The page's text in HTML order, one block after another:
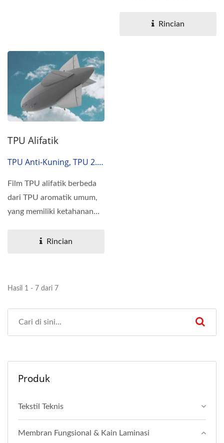
Rincian
TPU Alifatik
TPU Anti-Kuning, TPU 2.0,
Film TPU alifatik berbeda
dari TPU aromatik umum,
yang memiliki ketahanan
Rincian
Hasil 1 - 7 dari 7
Produk
Tekstil Teknis
Membran Fungsional & Kain Laminasi